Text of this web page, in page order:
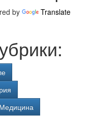
by Translate
Медицина